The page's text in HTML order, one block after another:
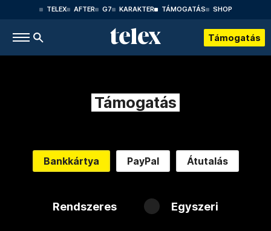
TELEX AFTER G7 KARAKTER TÁMOGATÁS SHOP
Támogatás
Támogatás
Bankkártya PayPal Átutalás
Rendszeres Egyszeri